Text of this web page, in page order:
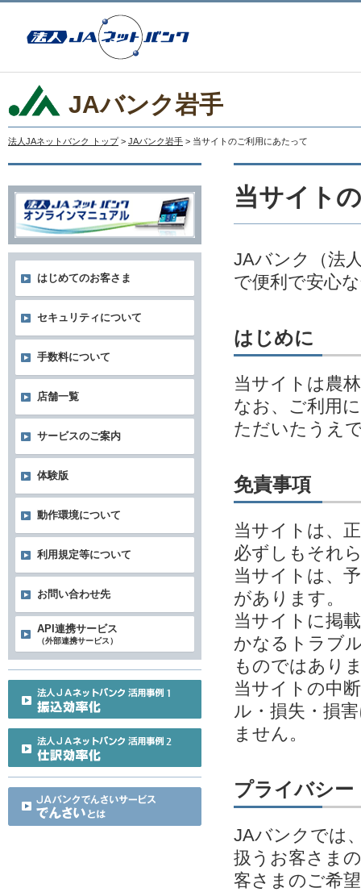
JAバンク岩手
法人JAネットバンク トップ > JAバンク岩手 > 当サイトのご利用にあたって
当サイト
JAバンク（法
で便利で安心
はじめに
当サイトは農
なお、ご利用
ただいたうえ
免責事項
当サイトは、
必ずしもそれ
当サイトは、
があります。
当サイトに掲
かなるトラブ
ものではあり
当サイトの中
ル・損失・損
ません。
プライバシー
JAバンクでは
扱うお客さま
客さまのご希
はじめてのお客さま
セキュリティについて
手数料について
店舗一覧
サービスのご案内
体験版
動作環境について
利用規定等について
お問い合わせ先
API連携サービス
（外部連携サービス）